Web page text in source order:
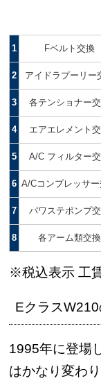
1 Fベルト交換
2 アイドラプーリー
3 各テンショナー
4 エアエレメント
5 A/C フィルター
6 A/Cコンプレッサ
7 パワステポンプ
8 各アーム類交換
※税込表示 工
Eクラス
1995年に登場
はかなり変わ